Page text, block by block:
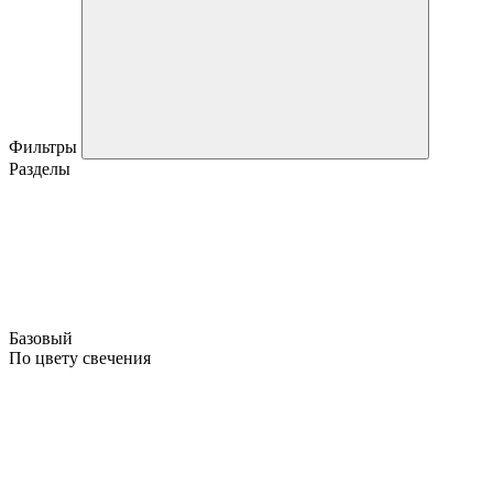
Фильтры
Разделы
Базовый
По цвету свечения